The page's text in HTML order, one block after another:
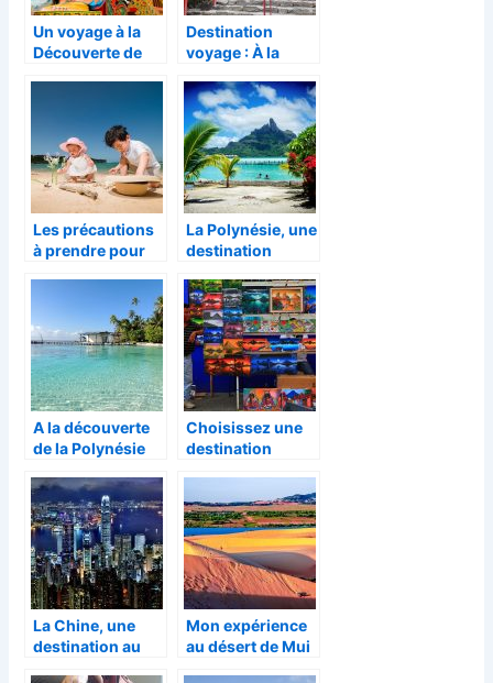
Un voyage à la
Découverte de
Destination
voyage : À la
Japon, pays du
soleil levant
Les précautions
à prendre pour
La Polynésie, une
destination
pour passer de
magnifiques
vacances
A la découverte
de la Polynésie
et nourriture)
Choisissez une
destination
La Chine, une
destination au
Mon expérience
au désert de Mui